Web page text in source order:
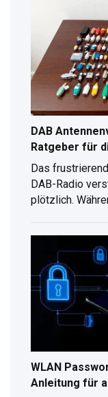
Schritt
Anleitung
für
2026
DAB
Ratgeber für
Das
DAB-Radio
plötzlich.
Kompletter
Ratgeber
für
digitalen
Radioempfang
WLAN
Anleitung für